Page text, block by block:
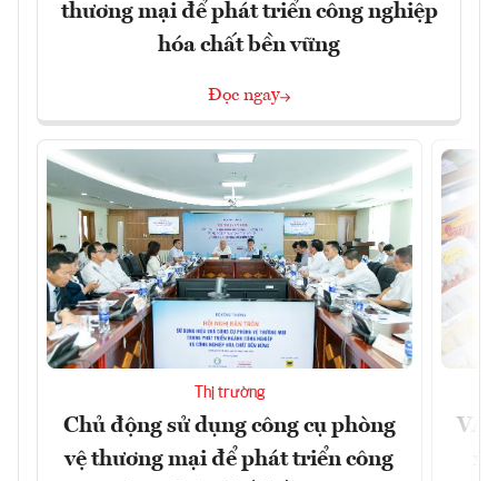
thương mại để phát triển công nghiệp
hóa chất bền vững
Đọc ngay
Thị trường
Chủ động sử dụng công cụ phòng
vệ thương mại để phát triển công